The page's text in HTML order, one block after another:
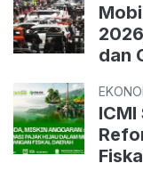
dan
ICMI